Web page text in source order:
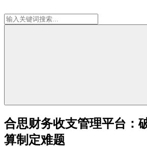
合思财务收支管理平台：
算制定难题